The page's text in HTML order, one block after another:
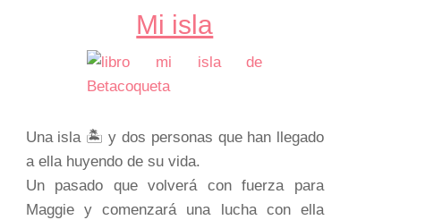
Mi isla
Una isla 🏝 y dos personas que han llegado
a ella huyendo de su vida.
Un pasado que volverá con fuerza para
Maggie y comenzará una lucha con ella